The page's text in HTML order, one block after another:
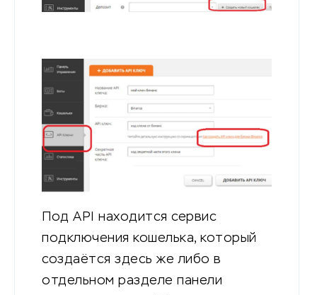
Под API находится сервис
подключения кошелька, который
создаётся здесь же либо в
отдельном разделе панели